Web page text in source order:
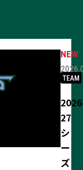
TEAM
27
シ
ー
ズ